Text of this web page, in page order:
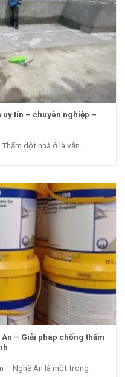
uy tín – chuyên nghiệp –
dột nhà ở là vấn...
– Giải pháp chống thấm
– Nghệ An là một trong